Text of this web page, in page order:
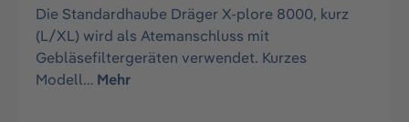
Die Standardhaube Dräger X-plore 8000, kurz
(L/XL) wird als Atemanschluss mit
Gebläsefiltergeräten verwendet. Kurzes
Modell… Mehr